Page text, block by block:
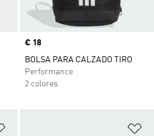
Precio
€ 18
BOLSA PARA CALZADO TIRO
Performance
2 colores